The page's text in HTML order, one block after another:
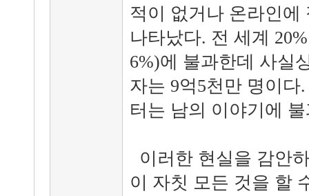
적이 없거나 온라인에
나타났다. 전 세계
6%)에 불과한데 사실
자는 9억5천만 명이
터는 남의 이야기에
이러한 현실을 감안
이 자칫 모든 것을 할